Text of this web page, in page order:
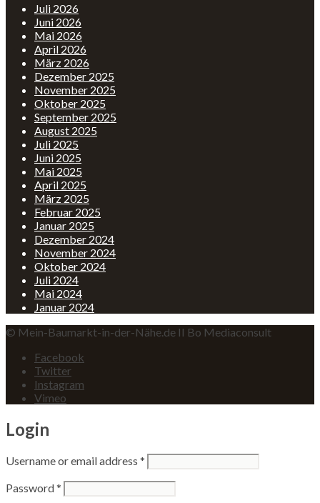
Juli 2026
Juni 2026
Mai 2026
April 2026
März 2026
Dezember 2025
November 2025
Oktober 2025
September 2025
August 2025
Juli 2025
Juni 2025
Mai 2025
April 2025
März 2025
Februar 2025
Januar 2025
Dezember 2024
November 2024
Oktober 2024
Juli 2024
Mai 2024
Januar 2024
© Mein-Baumarkt-in-der-Nähe.de II Bo Mediaconsult
Facebook
Twitter
Instagram
Vimeo
Login
Username or email address *
Password*